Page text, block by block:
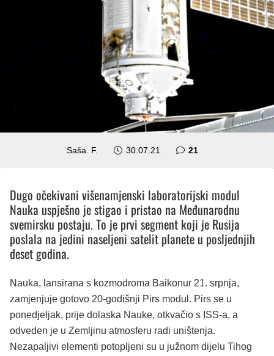
Saša. F. 30.07.21 21
Dugo očekivani višenamjenski laboratorijski modul
Nauka uspješno je stigao i pristao na Međunarodnu
svemirsku postaju. To je prvi segment koji je Rusija
poslala na jedini naseljeni satelit planete u posljednjih
deset godina.
Nauka, lansirana s kozmodroma Baikonur 21. srpnja,
zamjenjuje gotovo 20-godišnji Pirs modul. Pirs se u
ponedjeljak, prije dolaska Nauke, otkvačio s ISS-a, a
odveden je u Zemljinu atmosferu radi uništenja.
Nezapaljivi elementi potopljeni su u južnom dijelu Tihog